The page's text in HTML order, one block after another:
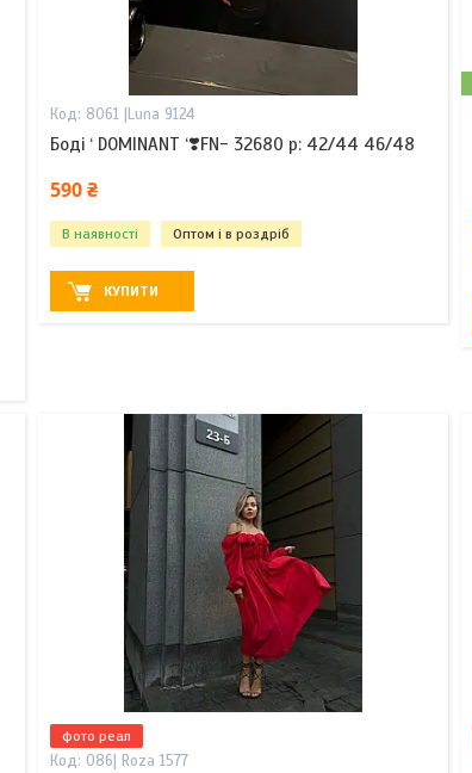
8061 |Luna 9124
Боді ‘ DOMINANT ‘❣️FN- 32680 р: 42/44 46/48
590 ₴
В наявності Оптом і в роздріб
КУПИТИ
фото реал
086| Roza 1577